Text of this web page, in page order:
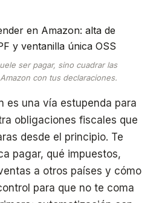
ser pagar, sino cuadrar las
con tus declaraciones.
es una vía estupenda para
obligaciones fiscales que
desde el principio. Te
pagar, qué impuestos,
a otros países y cómo
para que no te coma